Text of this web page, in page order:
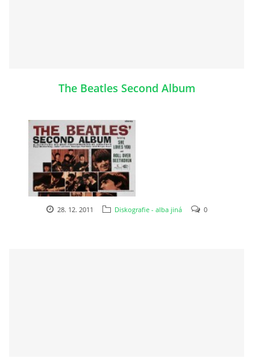
BEATLES MONTHLY BOOK
KNIHY O BEATLES
KNIHY O BEATLES II
KALENDÁŘ 1960-62
The Beatles Second Album
28. 12. 2011 Diskografie - alba jiná 0